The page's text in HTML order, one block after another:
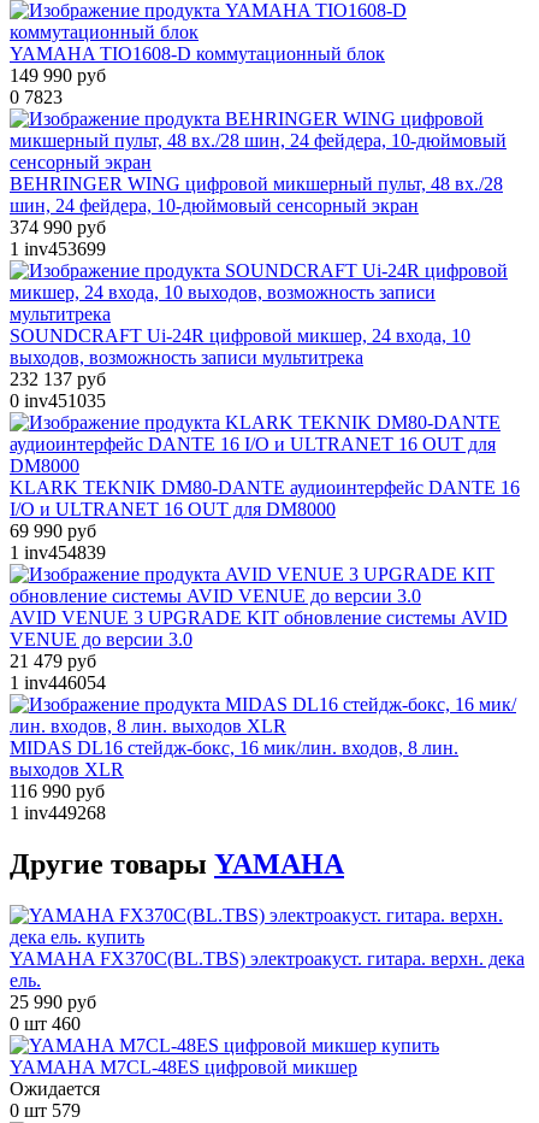
YAMAHA TIO1608-D коммутационный блок
149 990 руб
0 7823
BEHRINGER WING цифровой микшерный пульт, 48 вх./28
шин, 24 фейдера, 10-дюймовый сенсорный экран
374 990 руб
1 inv453699
SOUNDCRAFT Ui-24R цифровой микшер, 24 входа, 10
выходов, возможность записи мультитрека
232 137 руб
0 inv451035
KLARK TEKNIK DM80-DANTE аудиоинтерфейс DANTE 16
I/O и ULTRANET 16 OUT для DM8000
69 990 руб
1 inv454839
AVID VENUE 3 UPGRADE KIT обновление системы AVID
VENUE до версии 3.0
21 479 руб
1 inv446054
MIDAS DL16 стейдж-бокс, 16 мик/лин. входов, 8 лин.
выходов XLR
116 990 руб
1 inv449268
Другие товары YAMAHA
YAMAHA FX370C(BL.TBS) электроакуст. гитара. верхн. дека
ель.
25 990 руб
0 шт 460
YAMAHA M7CL-48ES цифровой микшер
Ожидается
0 шт 579